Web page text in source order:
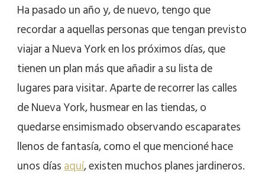
Ha pasado un año y, de nuevo, tengo que
recordar a aquellas personas que tengan previsto
viajar a Nueva York en los próximos días, que
tienen un plan más que añadir a su lista de
lugares para visitar. Aparte de recorrer las calles
de Nueva York, husmear en las tiendas, o
quedarse ensimismado observando escaparates
llenos de fantasía, como el que mencioné hace
unos díasaquí, existen muchos planes jardineros.